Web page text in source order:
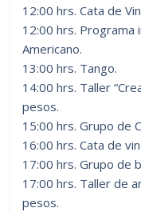
12:00 hrs. Cata de
12:00 hrs. Programa
Americano.
13:00 hrs. Tango.
14:00 hrs. Taller
pesos.
15:00 hrs. Grupo de
16:00 hrs. Cata de
17:00 hrs. Grupo de
17:00 hrs. Taller de
pesos.